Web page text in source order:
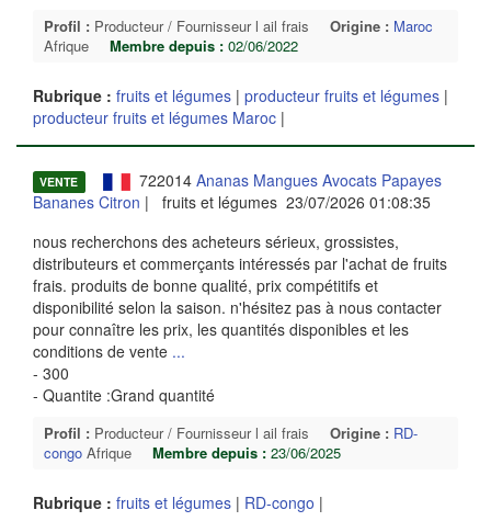
Profil : Producteur / Fournisseur l ail frais Origine : Maroc
Afrique
Membre depuis : 02/06/2022
Rubrique : fruits et légumes | producteur fruits et légumes |
producteur fruits et légumes Maroc |
VENTE 722014 Ananas Mangues Avocats Papayes
Bananes Citron | fruits et légumes 23/07/2026 01:08:35
nous recherchons des acheteurs sérieux, grossistes,
distributeurs et commerçants intéressés par l'achat de fruits
frais. produits de bonne qualité, prix compétitifs et
disponibilité selon la saison. n'hésitez pas à nous contacter
pour connaître les prix, les quantités disponibles et les
conditions de vente ...
- 300
- Quantite :Grand quantité
Profil : Producteur / Fournisseur l ail frais Origine : RD-
congo Afrique Membre depuis : 23/06/2025
Rubrique : fruits et légumes | RD-congo |